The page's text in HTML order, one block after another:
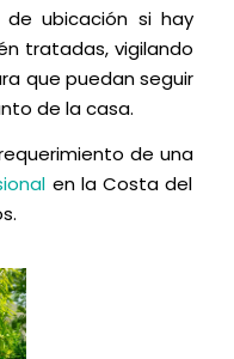
ubicación si hay
tratadas, vigilando
que puedan seguir
de la casa.
de una
en la Costa del